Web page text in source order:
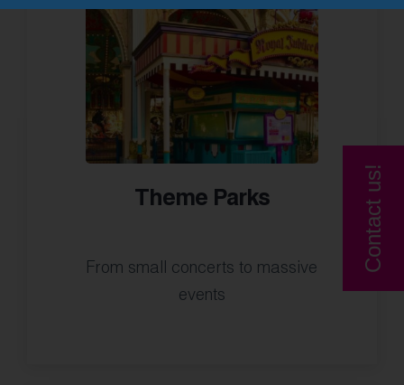
Theme Parks
From small concerts to massive
events
Contact us!